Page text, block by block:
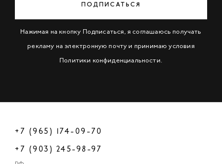
ПОДПИСАТЬСЯ
Нажимая на кнопку Подписаться, я соглашаюсь получать
рекламу на электронную почту и принимаю условия
Политики конфиденциальности.
+7 (965) 174-09-70
+7 (903) 245-98-97